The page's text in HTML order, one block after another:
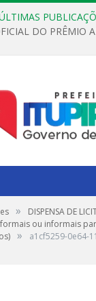
»
DISPENSA DE
ou informais
»
a1cf5259-0e64-